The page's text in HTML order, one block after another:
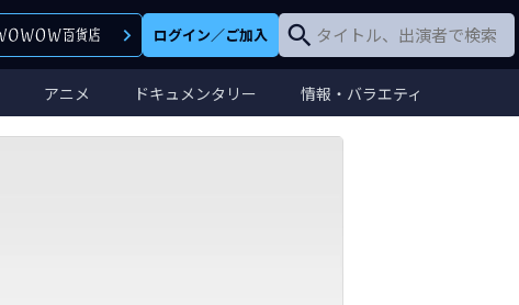
ログイン／ご加入
アニメ ドキュメンタリー 情報・バラエティ